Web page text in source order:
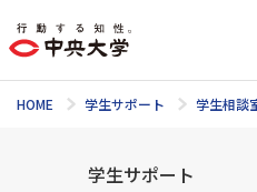
HOME 学生サポート 学生相談
学生サポート